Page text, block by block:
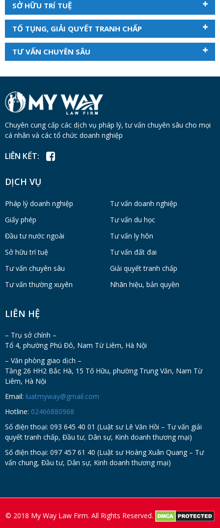
SỞ HỮU TRÍ TUỆ
TỐ TỤNG, GIẢI QUYẾT TRANH CHẤP
TƯ VẤN CHUYÊN SÂU
Chuyên cung cấp các dịch vụ pháp lý, tư vấn chuyên sâu cho mọi
cá nhân và các tổ chức doanh nghiệp
LIÊN KẾT:
DỊCH VỤ
Pháp lý doanh nghiệp
Giấy phép
Đầu tư nước ngoài
Sở hữu trí tuệ
Tư vấn chuyên sâu
Tư vấn thường xuyên
Tư vấn doanh nghiệp
Tư vấn du học
Tư vấn ly hôn
Tư vấn đất đai
Giải quyết tranh chấp
Nhãn hiệu, bản quyền
LIÊN HỆ
– Trụ sở chính –
Tổ 4, phường Phú Đô, Nam Từ Liêm, Hà Nội
– Văn phòng giao dịch –
Tầng 26 HH2 Bắc Hà, 15 Tố Hữu, phường Trung Văn, Nam Từ
Liêm, Hà Nội
Email: luatmyway@gmail.com
Hotline: 02466880968
Số điện thoại: 093 645 40 01 (Luật sư Lê Văn Hồi – Tư vấn giải
quyết tranh chấp, Đầu tư, Dân sự, Kinh doanh thương mại)
Số điện thoại: 097 457 61 40 (Luật sư Hoàng Xuân Quang – Tư
vấn chung, Đầu tư, Dân sự, Kinh doanh thương mại)
© 2018 My Way Law Firm. All Rights Reserved.